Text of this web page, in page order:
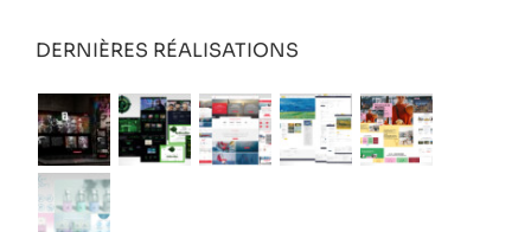
DERNIÈRES RÉALISATIONS